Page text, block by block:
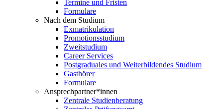
Termine und Fristen
Formulare
Nach dem Studium
Exmatrikulation
Promotionsstudium
Zweitstudium
Career Services
Postgraduales und Weiterbildendes Studium
Gasthörer
Formulare
Ansprechpartner*innen
Zentrale Studienberatung